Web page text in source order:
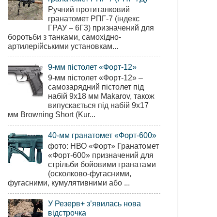
Ручний протитанковий
гранатомет РПГ-7 (індекс
ГРАУ – 6Г3) призначений для
боротьби з танками, самохідно-
артилерійськими установкам...
9-мм пістолет «Форт-12»
9-мм пістолет «Форт-12» –
самозарядний пістолет під
набій 9х18 мм Makarov, також
випускається під набій 9х17
мм Browning Short (Kur...
40-мм гранатомет «Форт-600»
фото: НВО «Форт» Гранатомет
«Форт-600» призначений для
стрільби бойовими гранатами
(осколково-фугасними,
фугасними, кумулятивними або ...
У Резерв+ з’явилась нова
відстрочка